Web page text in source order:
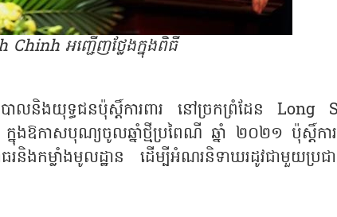
អញ្ជើញថ្លែងក្នុងពិធី
លនិងយុទ្ធជនប៉ុស្តិ៍ការពារ នៅច្រកព្រំដែន Long
ឱកាសបុណ្យចូលឆ្នាំថ្មីប្រពៃណី ឆ្នាំ ២០២១ ប៉ុស្តិ៍ការ
រនិងកម្លាំងមូលដ្ឋាន ដើម្បីអំណរនិទាឃរដូវជាមួយប្រជ